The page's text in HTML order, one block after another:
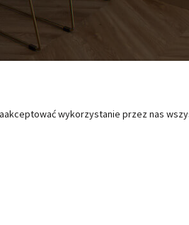
wykorzystanie przez nas